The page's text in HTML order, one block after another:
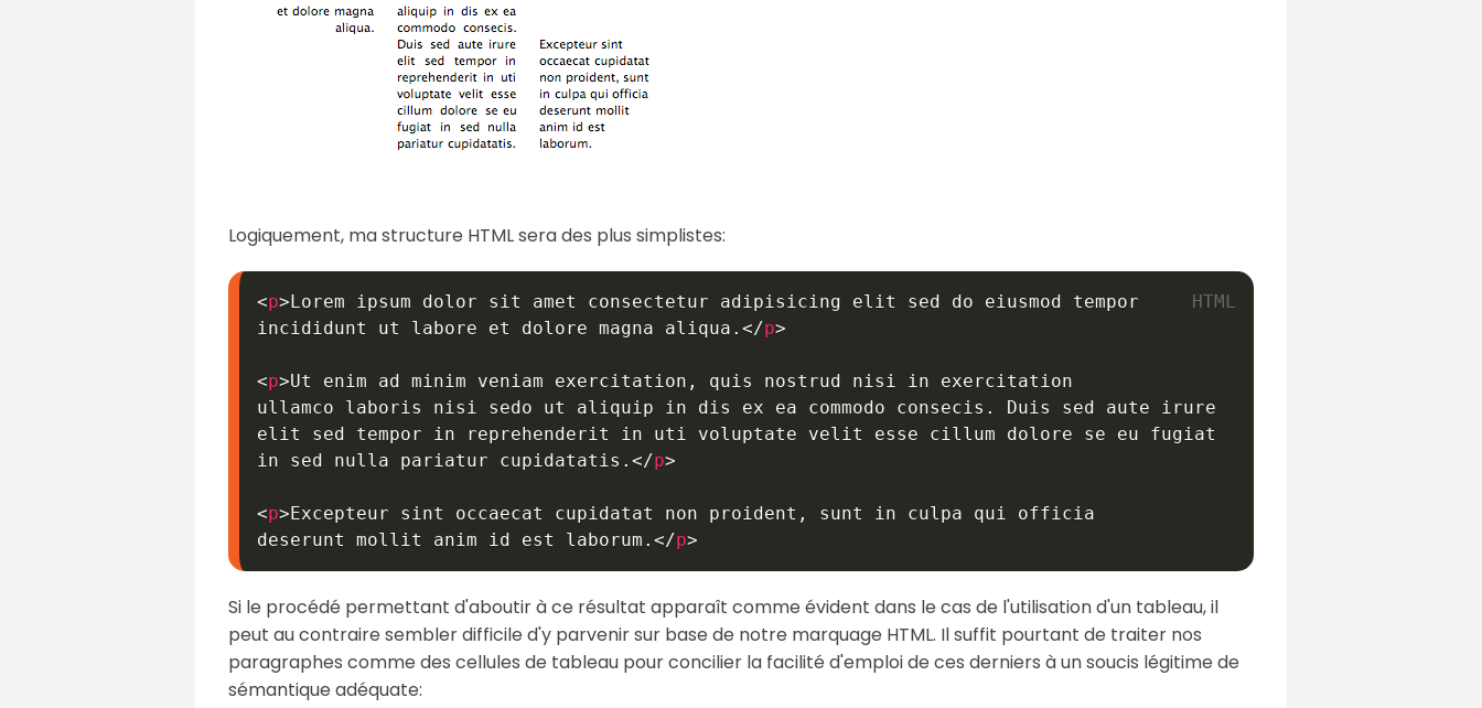
Logiquement, ma structure HTML sera des plus simplistes:
<p>Lorem ipsum dolor sit amet consectetur adipisicing elit sed do eiusmod tempor
incididunt ut labore et dolore magna aliqua. </p>
<p>Ut enim ad minim veniam exercitation, quis nostrud nisi in exercitation
ullamco laboris nisi sedo ut aliquip in dis ex ea commodo consecis. Duis sed aute irure
elit sed tempor in reprehenderit in uti voluptate velit esse cillum dolore se eu fugiat
in sed nulla pariatur cupidatatis. </p>
<p>Excepteur sint occaecat cupidatat non proident, sunt in culpa qui officia
deserunt mollit anim id est laborum. </p>
Si le procédé permettant d'aboutir à ce résultat apparaît comme évident dans le cas de l'utilisation d'un tableau, il
peut au contraire sembler difficile d'y parvenir sur base de notre marquage HTML. Il suffit pourtant de traiter nos
paragraphes comme des cellules de tableau pour concilier la facilité d'emploi de ces derniers à un soucis légitime de
sémantique adéquate: